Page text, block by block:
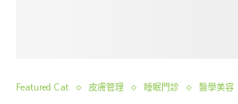
Featured Cat 皮膚管理 睡眠門診 醫學美容